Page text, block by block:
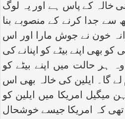
خالہ کے پاس ہے اور یہ لوگ
جدا کرنے کے منصوبے بنا
خون نے جوش مارا اور اس
بھی اپنے بیٹے کو اپنانے کی
ہر حالت میں اپنے بیٹے کو
گا۔ ایلین کی خالہ بھی اس
میگیل امریکا میں ایلین کو
کہ امریکا جیسے خوشحال